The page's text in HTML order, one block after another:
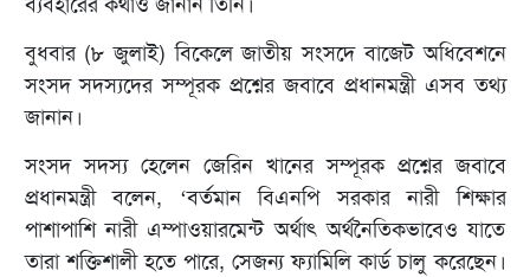
বুধবার (৮ জুলাই) বিকেলে জাতীয় সংসদে বাজেট অধিবেশনে
সংসদ সদস্যদের সম্পূরক প্রশ্নের জবাবে প্রধানমন্ত্রী এসব তথ্য
জানান।
সংসদ সদস্য হেলেন জেরিন খানের সম্পূরক প্রশ্নের জবাবে
প্রধানমন্ত্রী বলেন, ‘বর্তমান বিএনপি সরকার নারী শিক্ষার
পাশাপাশি নারী এম্পাওয়ারমেন্ট অর্থাৎ অর্থনৈতিকভাবেও যাতে
তারা শক্তিশালী হতে পারে, সেজন্য ফ্যামিলি কার্ড চালু করেছেন।